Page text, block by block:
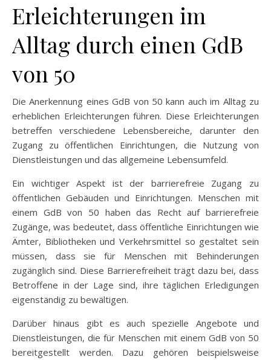
Erleichterungen im
Alltag durch einen GdB
von 50
Die Anerkennung eines GdB von 50 kann auch im Alltag zu
erheblichen Erleichterungen führen. Diese Erleichterungen
betreffen verschiedene Lebensbereiche, darunter den
Zugang zu öffentlichen Einrichtungen, die Nutzung von
Dienstleistungen und das allgemeine Lebensumfeld.
Ein wichtiger Aspekt ist der barrierefreie Zugang zu
öffentlichen Gebäuden und Einrichtungen. Menschen mit
einem GdB von 50 haben das Recht auf barrierefreie
Zugänge, was bedeutet, dass öffentliche Einrichtungen wie
Ämter, Bibliotheken und Verkehrsmittel so gestaltet sein
müssen, dass sie für Menschen mit Behinderungen
zugänglich sind. Diese Barrierefreiheit trägt dazu bei, dass
Betroffene in der Lage sind, ihre täglichen Erledigungen
eigenständig zu bewältigen.
Darüber hinaus gibt es auch spezielle Angebote und
Dienstleistungen, die für Menschen mit einem GdB von 50
bereitgestellt werden. Dazu gehören beispielsweise